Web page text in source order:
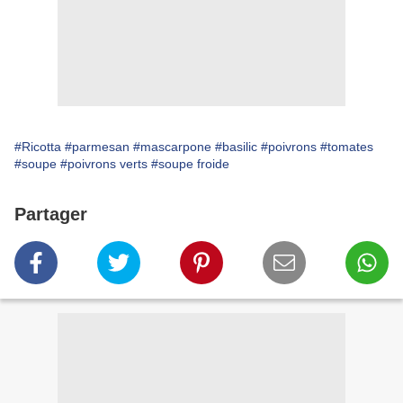
#Ricotta #parmesan #mascarpone #basilic #poivrons #tomates
#soupe #poivrons verts #soupe froide
Partager